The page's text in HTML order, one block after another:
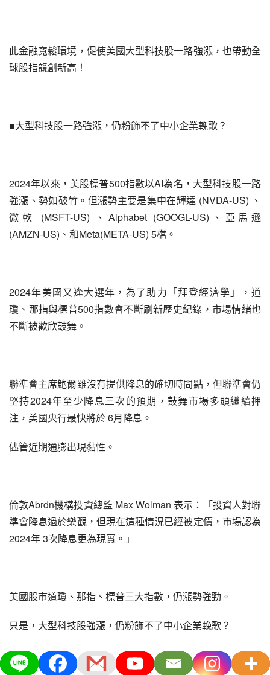
此金融寬鬆環境，促使美國大型科技股一路強漲，也帶動全
球股指競創新高！
■大型科技股一路強漲，仍粉飾不了中小企業輓歌？
2024年以來，美股標普500指數以AI為名，大型科技股一路
強漲、勢如破竹。但漲勢主要是集中在輝達 (NVDA-US) 、
微軟 (MSFT-US) 、Alphabet (GOOGL-US)、亞馬遜
(AMZN-US)、和Meta(META-US) 5檔。
2024年美國又逢大選年，為了助力「拜登經濟學」，道
瓊、那指與標普500指數會不斷刷新歷史紀錄，市場情緒也
不斷被歡欣鼓舞。
聯準會主席鮑爾雖沒有提供降息的確切時間點，但聯準會仍
堅持2024年至少降息三次的預期，鼓舞市場多頭繼續押
注，美國央行最快將於 6月降息。
儘管近期通膨出現黏性。
倫敦Abrdn機構投資總監 Max Wolman 表示：「投資人對聯
準會降息過於樂觀，但現在這種情況已經被定價，市場認為
2024年 3次降息更為現實。」
美國股市道瓊、那指、標普三大指數，仍漲勢強勁。
只是，大型科技股強漲，仍粉飾不了中小企業輓歌？